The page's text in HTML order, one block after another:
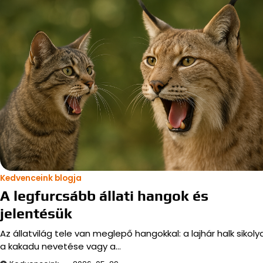
Kedvenceink blogja
A legfurcsább állati hangok és
jelentésük
Az állatvilág tele van meglepő hangokkal: a lajhár halk
a kakadu nevetése vagy a…